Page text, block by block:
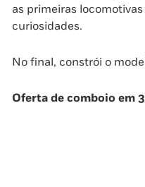
as primeiras
curiosidades.
No final, constrói o
Oferta de comboio em